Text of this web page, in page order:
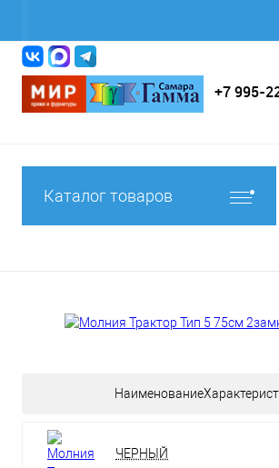
+7 995-
Каталог товаров
ЧЕРНЫЙ